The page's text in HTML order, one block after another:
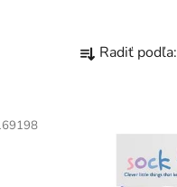
a Radiť podľa: